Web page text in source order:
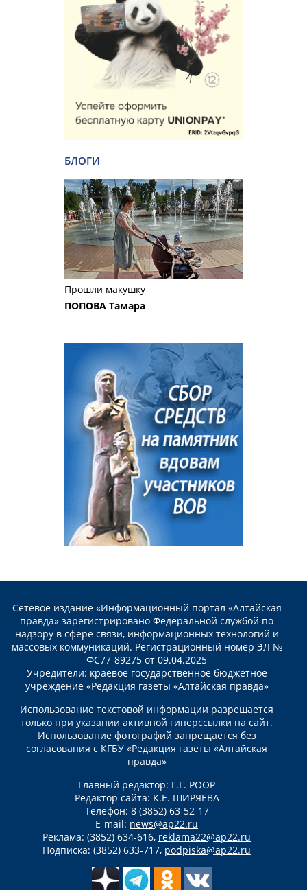
БЛОГИ
Прошли макушку
ПОПОВА Тамара
Сетевое издание «Информационный портал «Алтайская
правда» зарегистрировано Федеральной службой по
надзору в сфере связи, информационных технологий и
массовых коммуникаций. Регистрационный номер ЭЛ №
ФС77-89275 от 09.04.2025
Учредители: краевое государственное бюджетное
учреждение «Редакция газеты «Алтайская правда»
Использование текстовой информации разрешается
только при указании активной гиперссылки на сайт.
Использование фотографий запрещается без
согласования с КГБУ «Редакция газеты «Алтайская
правда»
Главный редактор: Г.Г. РООР
Редактор сайта: К.Е. ШИРЯЕВА
Телефон: 8 (3852) 63-52-17
E-mail: news@ap22.ru
Реклама: (3852) 634-616, reklama22@ap22.ru
Подписка: (3852) 633-717, podpiska@ap22.ru